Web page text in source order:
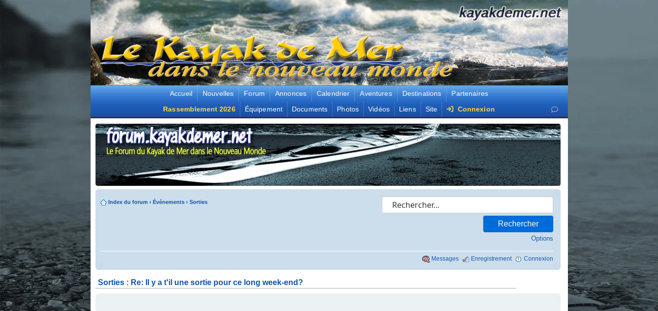
Accueil Nouvelles Forum Annonces Calendrier Aventures Destinations
Partenaires
Rassemblement 2026
Équipement Documents Photos Vidéos Liens Site Connexion
Index du forum › Événements› Sorties
Options
Messages Enregistrement Connexion
Sorties : Re: Il y a t'il une sortie pour ce long week-end?
..